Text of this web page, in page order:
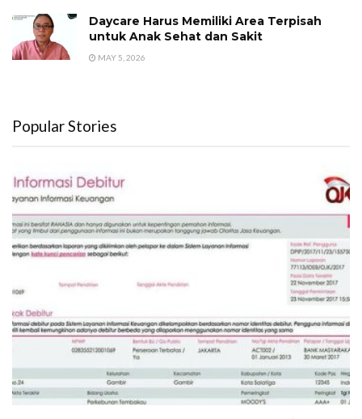
Daycare Harus Memiliki Area Terpisah
untuk Anak Sehat dan Sakit
MAY 5, 2026
Popular Stories